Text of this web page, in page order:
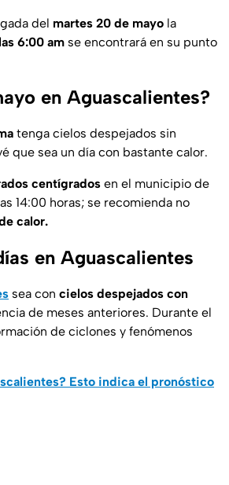
del martes 20 de mayo la
6:00 am se encontrará en su punto
en Aguascalientes?
tenga cielos despejados sin
que sea un día con bastante calor.
centígrados en el municipio de
14:00 horas; se recomienda no
calor.
en Aguascalientes
sea con cielos despejados con
de meses anteriores. Durante el
de ciclones y fenómenos
Esto indica el pronóstico